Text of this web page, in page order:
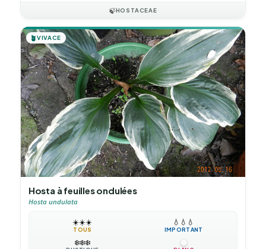
🍃HOSTACEAE
🪴VIVACE
Hosta à feuilles ondulées
Hosta undulata
☀️☀️☀️
TOUS
💧 💧 💧
IMPORTANT
❄️❄️❄️